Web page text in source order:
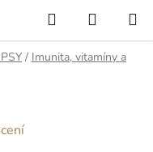
Hledat
KOŠÍK
/ Imunita, vitamíny a